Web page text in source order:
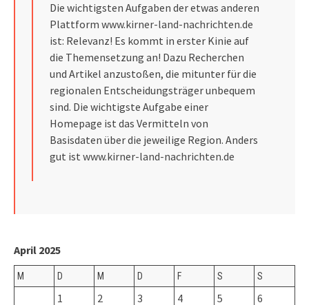
Die wichtigsten Aufgaben der etwas anderen
Plattform www.kirner-land-nachrichten.de
ist: Relevanz! Es kommt in erster Kinie auf
die Themensetzung an! Dazu Recherchen
und Artikel anzustoßen, die mitunter für die
regionalen Entscheidungsträger unbequem
sind. Die wichtigste Aufgabe einer
Homepage ist das Vermitteln von
Basisdaten über die jeweilige Region. Anders
gut ist www.kirner-land-nachrichten.de
April 2025
M D M D F S S
1 2 3 4 5
6